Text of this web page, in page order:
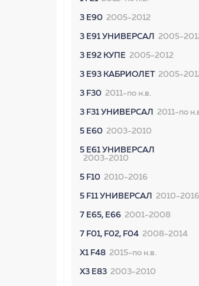
3 E90 2005-2012
3 E91 УНИВЕРСАЛ 2005-
3 E92 КУПЕ 2005-2012
3 E93 КАБРИОЛЕТ 2005-
3 F30 2011-по н.в.
3 F31 УНИВЕРСАЛ 2011-по
5 E60 2003-2010
5 E61 УНИВЕРСАЛ
2003-2010
5 F10 2010-2016
5 F11 УНИВЕРСАЛ 2010-2016
7 E65, E66 2001-2008
7 F01, F02, F04 2008-2014
X1 F48 2015-по н.в.
X3 E83 2003-2010